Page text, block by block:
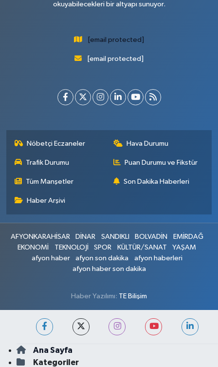
okuyabilecekleri bir altyapı sunuyor.
[email protected]
[email protected]
Nöbetçi Eczaneler Hava Durumu
Trafik Durumu Puan Durumu ve Fikstür
Tüm Manşetler Son Dakika Haberleri
Haber Arşivi
AFYONKARAHİSAR DİNAR SANDIKLI BOLVADİN
EMİRDAĞ
EKONOMİ
TEKNOLOJİ SPOR KÜLTÜR/SANAT
YAŞAM
afyon haber
afyon son dakika
afyon haberleri
afyon haber son dakika
Haber Yazılımı: TE Bilişim
Ana Sayfa
Kategoriler